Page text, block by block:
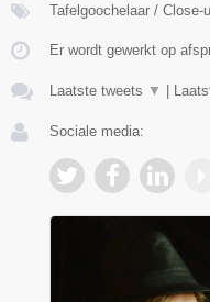
Tafelgoochelaar /
Er wordt gewerkt op
Laatste tweets ▼ |
Sociale media: